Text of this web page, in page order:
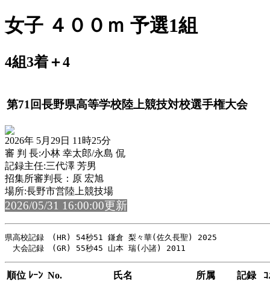
女子 ４００ｍ 予選1組
4組3着＋4
第71回長野県高等学校陸上競技対校選手権大会
2026年 5月29日 11時25分
審 判 長:小林 幸太郎/永島 侃
記録主任:三代澤 芳男
招集所審判長：原 宏旭
場所:長野市営陸上競技場
2026/05/31 16:00:00更新
県高校記録　(HR) 54秒51 鎌倉 梨々華(佐久長聖) 2025
順位 ﾚｰﾝ No. 氏名 所属 記録